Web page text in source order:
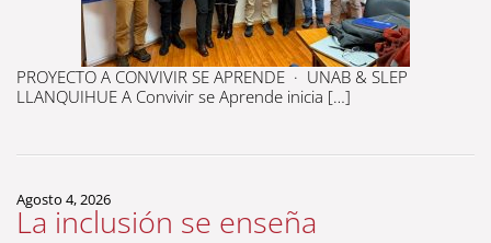
PROYECTO A CONVIVIR SE APRENDE · UNAB & SLEP
LLANQUIHUE A Convivir se Aprende inicia […]
Agosto 4, 2026
La inclusión se enseña